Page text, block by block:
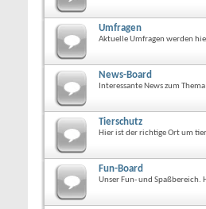
Umfragen
Aktuelle Umfragen werden
News-Board
Interessante News zum
Tierschutz
Hier ist der richtige Ort um
Fun-Board
Unser Fun- und